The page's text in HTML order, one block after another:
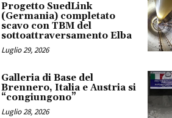
Progetto SuedLink
(Germania) completato
scavo con TBM del
sottoattraversamento Elba
Luglio 29, 2026
Galleria di Base del
Brennero, Italia e Austria si
“congiungono”
Luglio 28, 2026